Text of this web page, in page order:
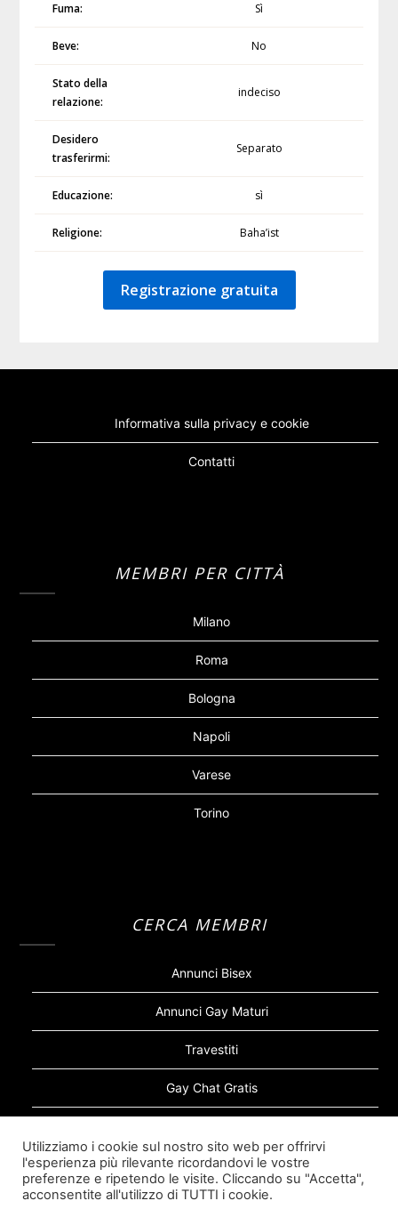
Fuma: Sì
Beve: No
Stato della
relazione:
indeciso
Desidero
trasferirmi:
Separato
Educazione: sì
Religione: Baha’ist
Registrazione gratuita
Informativa sulla privacy e cookie
Contatti
MEMBRI PER CITTÀ
Milano
Roma
Bologna
Napoli
Varese
Torino
CERCA MEMBRI
Annunci Bisex
Annunci Gay Maturi
Travestiti
Gay Chat Gratis
Sugar Daddy Gay
Utilizziamo i cookie sul nostro sito web per offrirvi
l'esperienza più rilevante ricordandovi le vostre
preferenze e ripetendo le visite. Cliccando su "Accetta",
acconsentite all'utilizzo di TUTTI i cookie.